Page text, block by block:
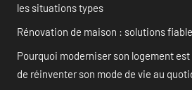
les situations types
Rénovation de maison : solutions
Pourquoi moderniser son logement
de réinventer son mode de vie au